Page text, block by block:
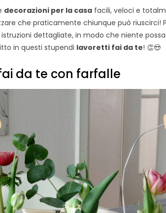
decorazioni per la casa facili, veloci e
che praticamente chiunque può riuscirci!
dettagliate, in modo che niente
in questi stupendi lavoretti fai da te! 👏😍
da te con farfalle